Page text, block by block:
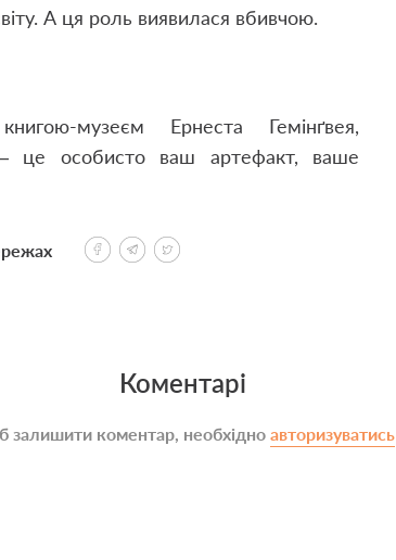
А ця роль виявилася вбивчою.
музеєм Ернеста Гемінґвея,
це особисто ваш артефакт, ваше
Коментарі
залишити коментар, необхідно авторизуватись